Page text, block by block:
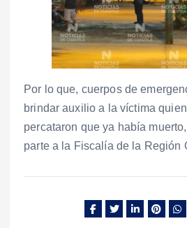
Por lo que, cuerpos de
brindar auxilio a la víctima
percataron que ya había
parte a la Fiscalía de la Región